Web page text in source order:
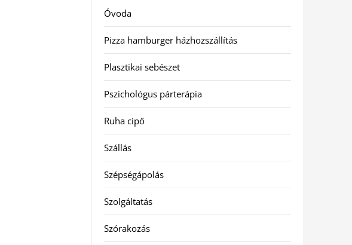
Óvoda
Pizza hamburger házhozszállítás
Plasztikai sebészet
Pszichológus párterápia
Ruha cipő
Szállás
Szépségápolás
Szolgáltatás
Szórakozás